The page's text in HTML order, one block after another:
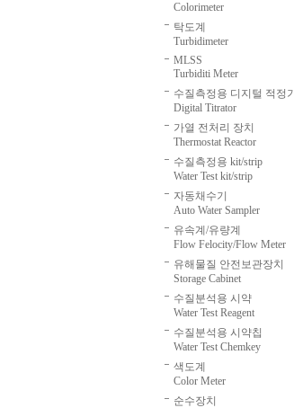
Colorimeter
탁도계
Turbidimeter
MLSS
Turbiditi Meter
수질측정용 디지털 적정기
Digital Titrator
가열 전처리 장치
Thermostat Reactor
수질측정용 kit/strip
Water Test kit/strip
자동채수기
Auto Water Sampler
유속계/유량계
Flow Felocity/Flow Meter
유해물질 안전보관장치
Storage Cabinet
수질분석용 시약
Water Test Reagent
수질분석용 시약칩
Water Test Chemkey
색도계
Color Meter
순수장치